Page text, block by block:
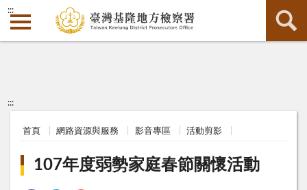
:::
:::
首頁 網路資源與服務 影音專區 活動剪影
107年度弱勢家庭春節關懷活動